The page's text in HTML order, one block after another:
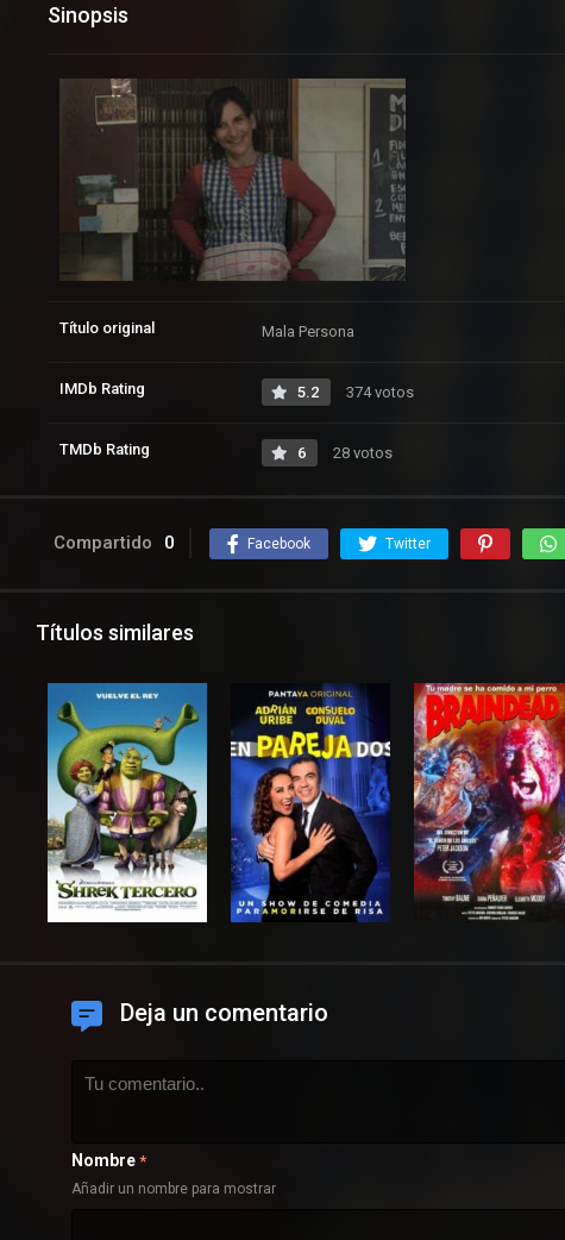
Sinopsis
Título original Mala Persona
IMDb Rating 5.2 374 votos
TMDb Rating 6 28 votos
Compartido 0 Facebook Twitter
Títulos similares
Deja un comentario
Nombre *
Añadir un nombre para mostrar